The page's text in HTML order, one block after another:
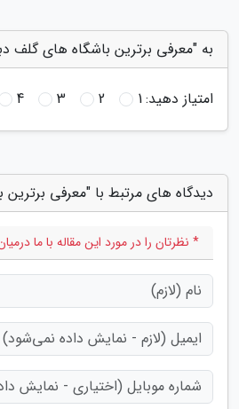
به "معرفی برترین باشگاه های گلف
امتیاز دهید:1
2
3
4
دیدگاه های مرتبط با "معرفی
* نظرتان را در مورد این مقاله با ما